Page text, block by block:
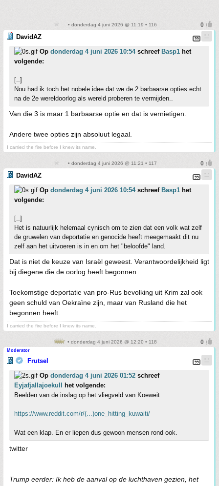
• donderdag 4 juni 2026 @ 11:19 • 116
DavidAZ
Op donderdag 4 juni 2026 10:54schreef Basp1 het
volgende:
[..]
Nou had ik toch het nobele idee dat we de 2 barbaarse opties echt
na de 2e wereldoorlog als wereld proberen te vermijden..
Van die 3 is maar 1 barbaarse optie en dat is vernietigen.
Andere twee opties zijn absoluut legaal.
I carried the fire before I knew its name.
• donderdag 4 juni 2026 @ 11:21 • 117
DavidAZ
Op donderdag 4 juni 2026 10:54schreef Basp1 het
volgende:
[..]
Het is natuurlijk helemaal cynisch om te zien dat een volk wat zelf
de gruwelen van deportatie en genocide heeft meegemaakt dit nu
zelf aan het uitvoeren is in en om het "beloofde" land.
Dat is niet de keuze van Israël geweest. Verantwoordelijkheid ligt
bij diegene die de oorlog heeft begonnen.
Toekomstige deportatie van pro-Rus bevolking uit Krim zal ook
geen schuld van Oekraïne zijn, maar van Rusland die het
begonnen heeft.
I carried the fire before I knew its name.
• donderdag 4 juni 2026 @ 12:20 • 118
Moderator
Frutsel
Op donderdag 4 juni 2026 01:52 schreef
Eyjafjallajoekull
het volgende:
Beelden van de inslag op het vliegveld van Koeweit
https://www.reddit.com/r/(...)one_hitting_kuwaiti/
Wat een klap. En er liepen dus gewoon mensen rond ook.
twitter
Trump eerder: Ik heb de aanval op de luchthaven gezien, het